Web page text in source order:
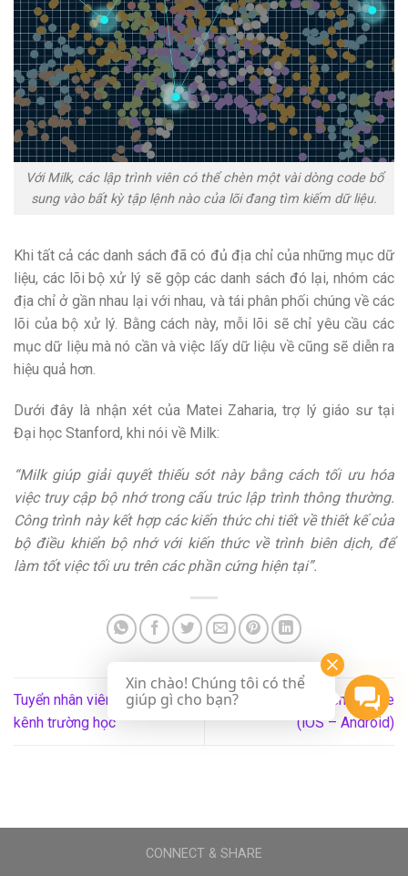
Với Milk, các lập trình viên có thể chèn một vài dòng code bổ
sung vào bất kỳ tập lệnh nào của lõi đang tìm kiếm dữ liệu.
Khi tất cả các danh sách đã có đủ địa chỉ của những mục dữ
liệu, các lõi bộ xử lý sẽ gộp các danh sách đó lại, nhóm các
địa chỉ ở gần nhau lại với nhau, và tái phân phối chúng về các
lõi của bộ xử lý. Bằng cách này, mỗi lõi sẽ chỉ yêu cầu các
mục dữ liệu mà nó cần và việc lấy dữ liệu về cũng sẽ diễn ra
hiệu quả hơn.
Dưới đây là nhận xét của Matei Zaharia, trợ lý giáo sư tại
Đại học Stanford, khi nói về Milk:
“Milk giúp giải quyết thiếu sót này bằng cách tối ưu hóa
việc truy cập bộ nhớ trong cấu trúc lập trình thông thường.
Công trình này kết hợp các kiến thức chi tiết về thiết kế của
bộ điều khiển bộ nhớ với kiến thức về trình biên dịch, để
làm tốt việc tối ưu trên các phần cứng hiện tại”.
Tuyển nhân viên kinh doanh
kênh trường học
Tuyển lập trình viên Mobile
(iOS – Android)
CONNECT & SHARE
Xin chào! Chúng tôi có thể
giúp gì cho bạn?